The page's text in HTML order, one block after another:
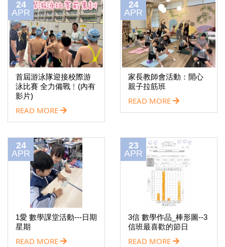
24
APR
首屆游泳隊迎接校際游
泳比賽 全力備戰﹗(內有
影片)
READ MORE
24
APR
家長教師會活動：開心
親子拉筋班
READ MORE
24
APR
1愛 數學課堂活動---日期
星期
READ MORE
23
APR
3信 數學作品_棒形圖--3
信班最喜歡的節日
READ MORE